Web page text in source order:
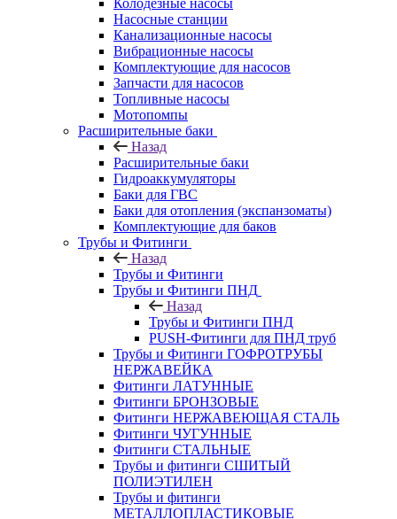
Колодезные насосы
Насосные станции
Канализационные насосы
Вибрационные насосы
Комплектующие для насосов
Запчасти для насосов
Топливные насосы
Мотопомпы
Расширительные баки
Назад
Расширительные баки
Гидроаккумуляторы
Баки для ГВС
Баки для отопления (экспанзоматы)
Комплектующие для баков
Трубы и Фитинги
Назад
Трубы и Фитинги
Трубы и Фитинги ПНД
Назад
Трубы и Фитинги ПНД
PUSH-Фитинги для ПНД труб
Трубы и Фитинги ГОФРОТРУБЫ
НЕРЖАВЕЙКА
Фитинги ЛАТУННЫЕ
Фитинги БРОНЗОВЫЕ
Фитинги НЕРЖАВЕЮЩАЯ СТАЛЬ
Фитинги ЧУГУННЫЕ
Фитинги СТАЛЬНЫЕ
Трубы и фитинги СШИТЫЙ
ПОЛИЭТИЛЕН
Трубы и фитинги
МЕТАЛЛОПЛАСТИКОВЫЕ